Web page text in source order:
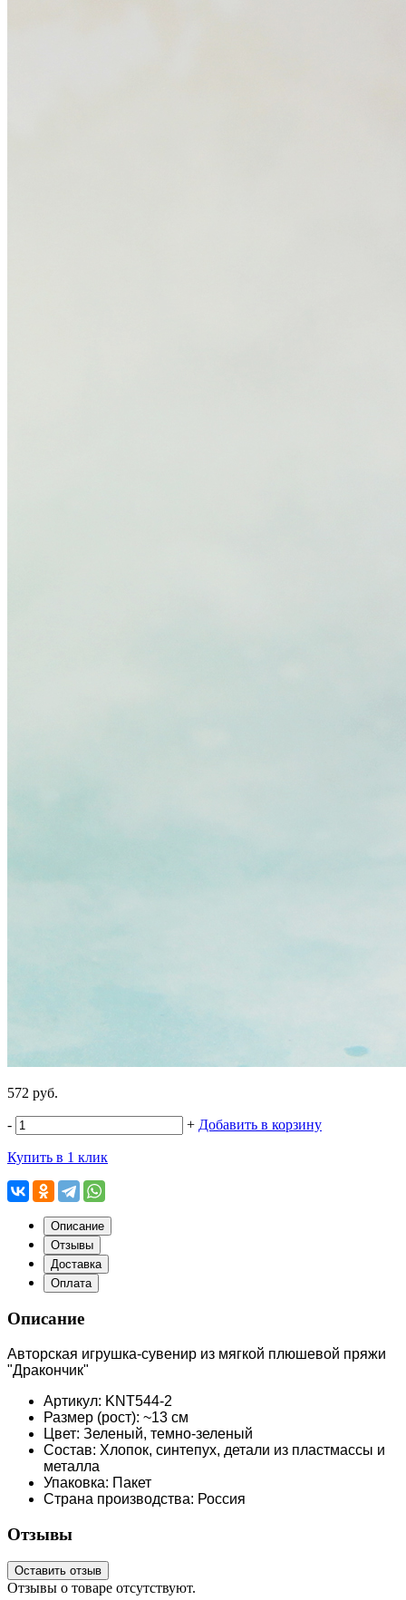
572 руб.
- + Добавить в корзину
Купить в 1 клик
Описание
Отзывы
Доставка
Оплата
Описание
Авторская игрушка-сувенир из мягкой плюшевой пряжи
"Дракончик"
Артикул: KNT544-2
Размер (рост): ~13 см
Цвет: Зеленый, темно-зеленый
Состав: Хлопок, синтепух, детали из пластмассы и
металла
Упаковка: Пакет
Страна производства: Россия
Отзывы
Оставить отзыв
Отзывы о товаре отсутствуют.